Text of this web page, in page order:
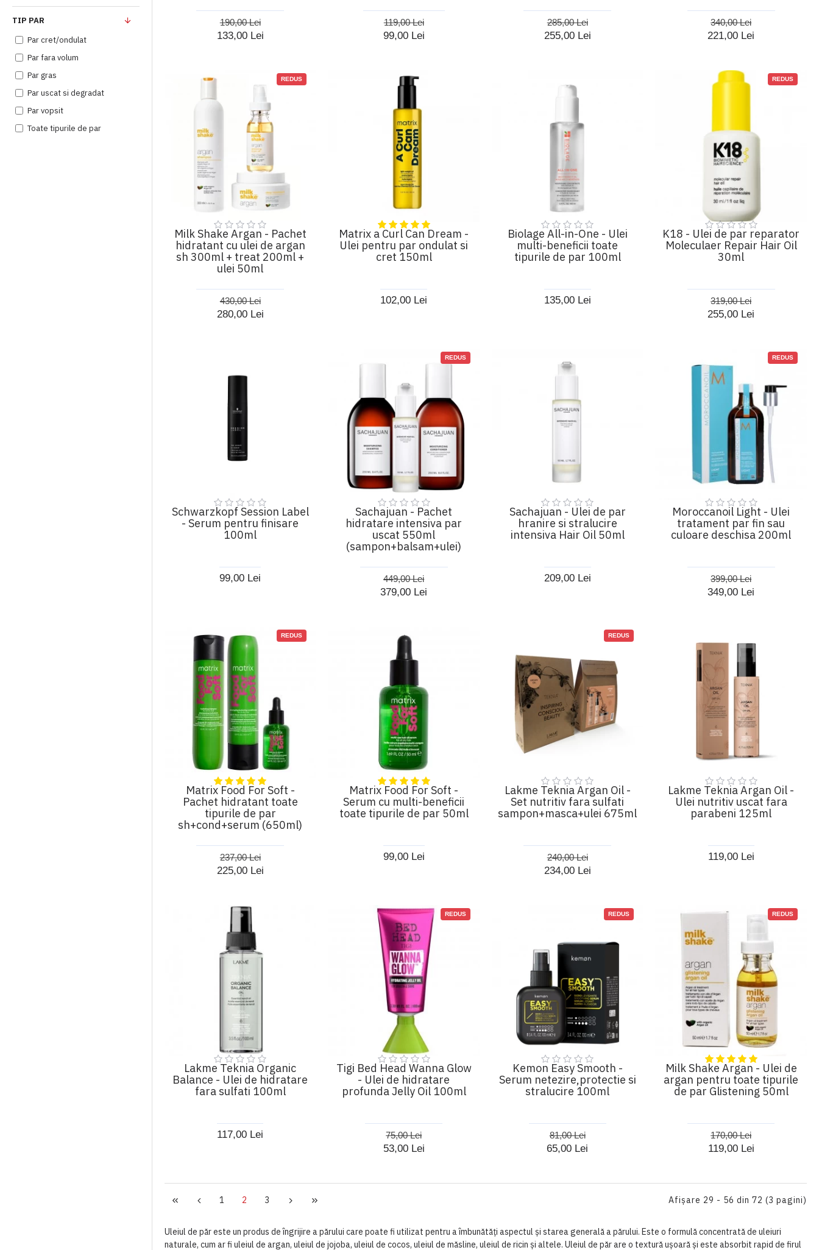
Oway
pH Laboratories
Sachajuan
Schwarzkopf
Simply Zen
Tigi
Wella Professionals
TIP PAR
Par cret/ondulat
Par fara volum
Par gras
Par uscat si degradat
Par vopsit
Toate tipurile de par
133,00 Lei
190,00 Lei
99,00 Lei
119,00 Lei
255,00 Lei
285,00 Lei
221,00 Lei
340,00 Lei
REDUS
Milk Shake Argan - Pachet
hidratant cu ulei de argan
sh 300ml + treat 200ml +
ulei 50ml
280,00 Lei
430,00 Lei
Matrix a Curl Can Dream -
Ulei pentru par ondulat si
cret 150ml
102,00 Lei
Biolage All-in-One - Ulei
multi-beneficii toate
tipurile de par 100ml
135,00 Lei
REDUS
K18 - Ulei de par reparator
Moleculaer Repair Hair Oil
30ml
255,00 Lei
319,00 Lei
Schwarzkopf Session Label
- Serum pentru finisare
100ml
99,00 Lei
REDUS
Sachajuan - Pachet
hidratare intensiva par
uscat 550ml
(sampon+balsam+ulei)
379,00 Lei
449,00 Lei
Sachajuan - Ulei de par
hranire si stralucire
intensiva Hair Oil 50ml
209,00 Lei
REDUS
Moroccanoil Light - Ulei
tratament par fin sau
culoare deschisa 200ml
349,00 Lei
399,00 Lei
REDUS
Matrix Food For Soft -
Pachet hidratant toate
tipurile de par
sh+cond+serum (650ml)
225,00 Lei
237,00 Lei
Matrix Food For Soft -
Serum cu multi-beneficii
toate tipurile de par 50ml
99,00 Lei
REDUS
Lakme Teknia Argan Oil -
Set nutritiv fara sulfati
sampon+masca+ulei 675ml
234,00 Lei
240,00 Lei
Lakme Teknia Argan Oil -
Ulei nutritiv uscat fara
parabeni 125ml
119,00 Lei
Lakme Teknia Organic
Balance - Ulei de hidratare
fara sulfati 100ml
117,00 Lei
REDUS
Tigi Bed Head Wanna Glow
- Ulei de hidratare
profunda Jelly Oil 100ml
53,00 Lei
75,00 Lei
REDUS
Kemon Easy Smooth -
Serum netezire,protectie si
stralucire 100ml
65,00 Lei
81,00 Lei
REDUS
Milk Shake Argan - Ulei de
argan pentru toate tipurile
de par Glistening 50ml
119,00 Lei
170,00 Lei
1 2 3 Afişare 29 - 56 din 72 (3 pagini)
Uleiul de păr este un produs de îngrijire a părului care poate fi utilizat pentru a îmbunătăți aspectul și starea generală a părului. Este o formulă concentrată de uleiuri
naturale, cum ar fi uleiul de argan, uleiul de jojoba, uleiul de cocos, uleiul de măsline, uleiul de ricin și altele. Uleiul de păr are o textură ușoară și este absorbit rapid de firul